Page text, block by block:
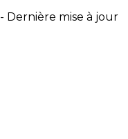
- Dernière mise à jour